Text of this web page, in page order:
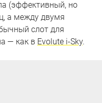
(эффективный, но
а между двумя
слот для
— как в Evolute i-Sky.